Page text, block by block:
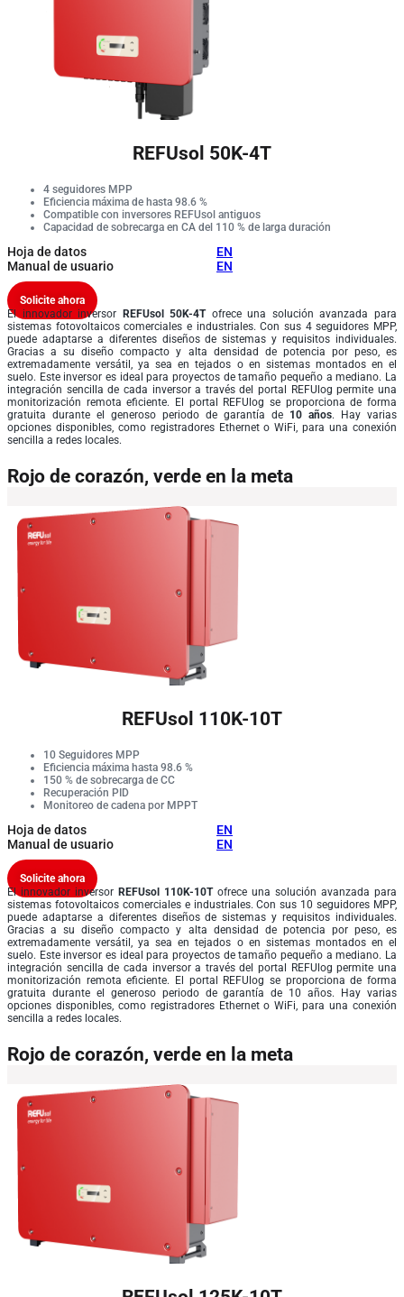
REFUsol 50K-4T
4 seguidores MPP
Eficiencia máxima de hasta 98.6 %
Compatible con inversores REFUsol antiguos
Capacidad de sobrecarga en CA del 110 % de larga duración
Hoja de datos
EN
Manual de usuario
EN
Solicite ahora
El innovador inversor
REFUsol 50K-4Tofrece una solución avanzada para
sistemas fotovoltaicos comerciales e industriales. Con sus 4 seguidores MPP,
puede adaptarse a diferentes diseños de sistemas y requisitos individuales.
Gracias a su diseño compacto y alta densidad de potencia por peso, es
extremadamente versátil, ya sea en tejados o en sistemas montados en el
suelo. Este inversor es ideal para proyectos de tamaño pequeño a mediano. La
integración sencilla de cada inversor a través del portal REFUlog permite una
monitorización remota eficiente. El portal REFUlog se proporciona de forma
gratuita durante el generoso periodo de garantía de 10 años. Hay varias
opciones disponibles, como registradores Ethernet o WiFi, para una conexión
sencilla a redes locales.
Rojo de corazón, verde en la meta
REFUsol 110K-10T
10 Seguidores MPP
Eficiencia máxima hasta 98.6 %
150 % de sobrecarga de CC
Recuperación PID
Monitoreo de cadena por MPPT
Hoja de datos
EN
Manual de usuario
EN
Solicite ahora
El innovador inversor REFUsol 110K-10Tofrece una solución avanzada para
sistemas fotovoltaicos comerciales e industriales. Con sus 10 seguidores MPP,
puede adaptarse a diferentes diseños de sistemas y requisitos individuales.
Gracias a su diseño compacto y alta densidad de potencia por peso, es
extremadamente versátil, ya sea en tejados o en sistemas montados en el
suelo. Este inversor es ideal para proyectos de tamaño pequeño a mediano. La
integración sencilla de cada inversor a través del portal REFUlog permite una
monitorización remota eficiente. El portal REFUlog se proporciona de forma
gratuita durante el generoso periodo de garantía de 10 años. Hay varias
opciones disponibles, como registradores Ethernet o WiFi, para una conexión
sencilla a redes locales.
Rojo de corazón, verde en la meta